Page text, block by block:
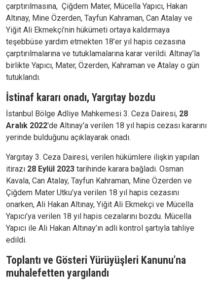
çarptırılmasına, Çiğdem Mater, Mücella Yapıcı, Hakan
Altınay, Mine Özerden, Tayfun Kahraman, Can Atalay ve
Yiğit Ali Ekmekçi’nin hükümeti ortaya kaldırmaya
teşebbüse yardım etmekten 18’er yıl hapis cezasına
çarptırılmalarına ve tutuklamalarına karar verildi. Altınay’la
birlikte Yapıcı, Mater, Özerden, Kahraman ve Atalay o gün
tutuklandı.
İstinaf kararı onadı, Yargıtay bozdu
İstanbul Bölge Adliye Mahkemesi 3. Ceza Dairesi, 28
Aralık 2022'de Altınay'a verilen 18 yıl hapis cezası kararını
yerinde bulduğunu açıklayarak onadı.
Yargıtay 3. Ceza Dairesi, verilen hükümlere ilişkin yapılan
itirazı 28 Eylül 2023 tarihinde karara bağladı. Osman
Kavala, Can Atalay, Tayfun Kahraman, Mine Özerden ve
Çiğdem Mater Utku’ya verilen 18 yıl hapis cezasını
onarken, Ali Hakan Altınay, Yiğit Ali Ekmekçi ve Mücella
Yapıcı’ya verilen 18 yıl hapis cezalarını bozdu. Mücella
Yapıcı ile Ali Hakan Altınay’ın adli kontrol şartıyla tahliye
edildi.
Toplantı ve Gösteri Yürüyüşleri Kanunu’na
muhalefetten yargılandı